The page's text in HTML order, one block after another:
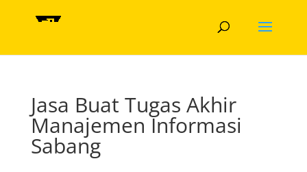
Jasa Buat Tugas Akhir
Manajemen Informasi
Sabang